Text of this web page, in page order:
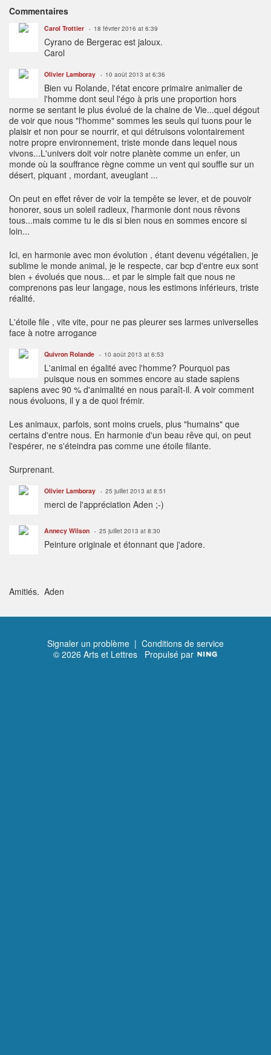
Commentaires
Carol Trottier 18 février 2016 at 6:39
Cyrano de Bergerac est jaloux.
Carol
Olivier Lamboray 10 août 2013 at 6:36
Bien vu Rolande, l'état encore primaire animalier de
l'homme dont seul l'égo à pris une proportion hors
norme se sentant le plus évolué de la chaine de Vie...quel dégout
de voir que nous "l'homme" sommes les seuls qui tuons pour le
plaisir et non pour se nourrir, et qui détruisons volontairement
notre propre environnement, triste monde dans lequel nous
vivons...L'univers doit voir notre planète comme un enfer, un
monde où la souffrance règne comme un vent qui souffle sur un
désert, piquant , mordant, aveuglant ...
On peut en effet rêver de voir la tempête se lever, et de pouvoir
honorer, sous un soleil radieux, l'harmonie dont nous rêvons
tous...mais comme tu le dis si bien nous en sommes encore si
loin...
Ici, en harmonie avec mon évolution , étant devenu végétalien, je
sublime le monde animal, je le respecte, car bcp d'entre eux sont
bien + évolués que nous... et par le simple fait que nous ne
comprenons pas leur langage, nous les estimons inférieurs, triste
réalité.
L'étoile file , vite vite, pour ne pas pleurer ses larmes universelles
face à notre arrogance
Quivron Rolande 10 août 2013 at 6:53
L'animal en égalité avec l'homme? Pourquoi pas
puisque nous en sommes encore au stade sapiens
sapiens avec 90 % d'animalité en nous paraît-il. A voir comment
nous évoluons, il y a de quoi frémir.
Les animaux, parfois, sont moins cruels, plus "humains" que
certains d'entre nous. En harmonie d'un beau rêve qui, on peut
l'espérer, ne s'éteindra pas comme une étoile filante.
Surprenant.
Olivier Lamboray 25 juillet 2013 at 8:51
merci de l'appréciation Aden ;-)
Annecy Wilson 25 juillet 2013 at 8:30
Peinture originale et étonnant que j'adore.
Amitiés. Aden
Signaler un problème | Conditions de service
© 2026 Arts et Lettres Propulsé par